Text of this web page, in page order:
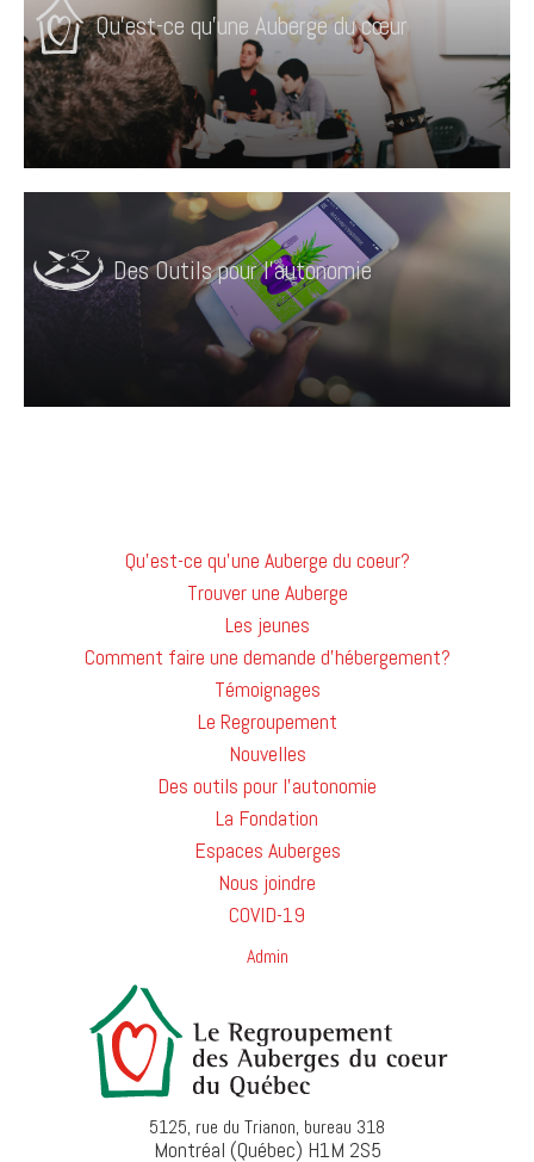
Qu'est-ce qu'une Auberge du cœur
Des Outils pour l'autonomie
Qu'est-ce qu'une Auberge du coeur?
Trouver une Auberge
Les jeunes
Comment faire une demande d'hébergement?
Témoignages
Le Regroupement
Nouvelles
Des outils pour l'autonomie
La Fondation
Espaces Auberges
Nous joindre
COVID-19
Admin
5125, rue du Trianon, bureau 318
Montréal (Québec) H1M 2S5